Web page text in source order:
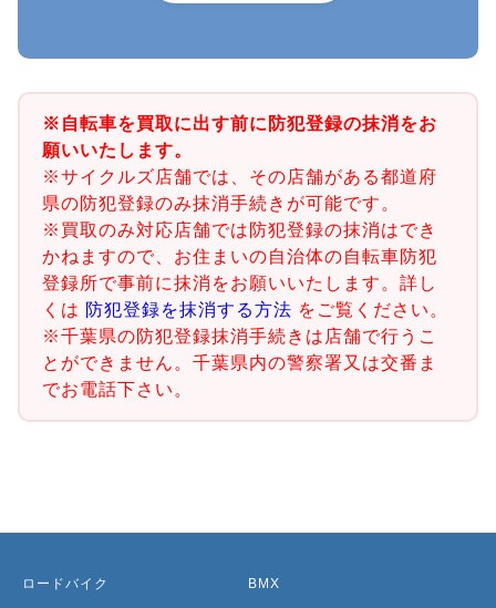
※自転車を買取に出す前に防犯登録の抹消をお
願いいたします。
※サイクルズ店舗では、その店舗がある都道府
県の防犯登録のみ抹消手続きが可能です。
※買取のみ対応店舗では防犯登録の抹消はでき
かねますので、お住まいの自治体の自転車防犯
登録所で事前に抹消をお願いいたします。詳し
くは 防犯登録を抹消する方法 をご覧ください。
※千葉県の防犯登録抹消手続きは店舗で行うこ
とができません。千葉県内の警察署又は交番ま
でお電話下さい。
ロードバイク BMX